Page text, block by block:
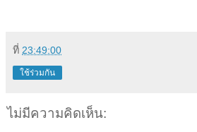
ที่ 23:49:00
ใช้ร่วมกัน
ไม่มีความคิดเห็น: